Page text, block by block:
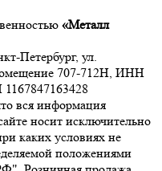
«Металл
Петербург, ул.
707-712Н, ИНН
вся информация
носит исключительно
каких условиях не
положениями